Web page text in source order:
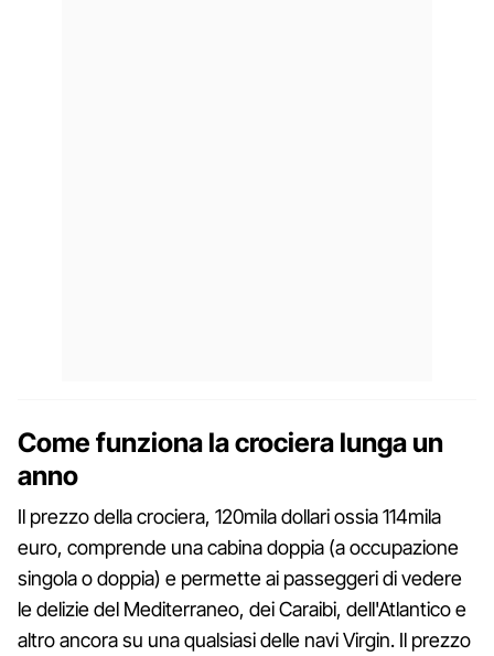
Come funziona la crociera lunga un
anno
Il prezzo della crociera, 120mila dollari ossia 114mila
euro, comprende una cabina doppia (a occupazione
singola o doppia) e permette ai passeggeri di vedere
le delizie del Mediterraneo, dei Caraibi, dell'Atlantico e
altro ancora su una qualsiasi delle navi Virgin. Il prezzo